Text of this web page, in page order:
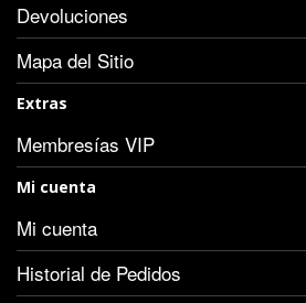
Devoluciones
Mapa del Sitio
Extras
Membresías VIP
Mi cuenta
Mi cuenta
Historial de Pedidos